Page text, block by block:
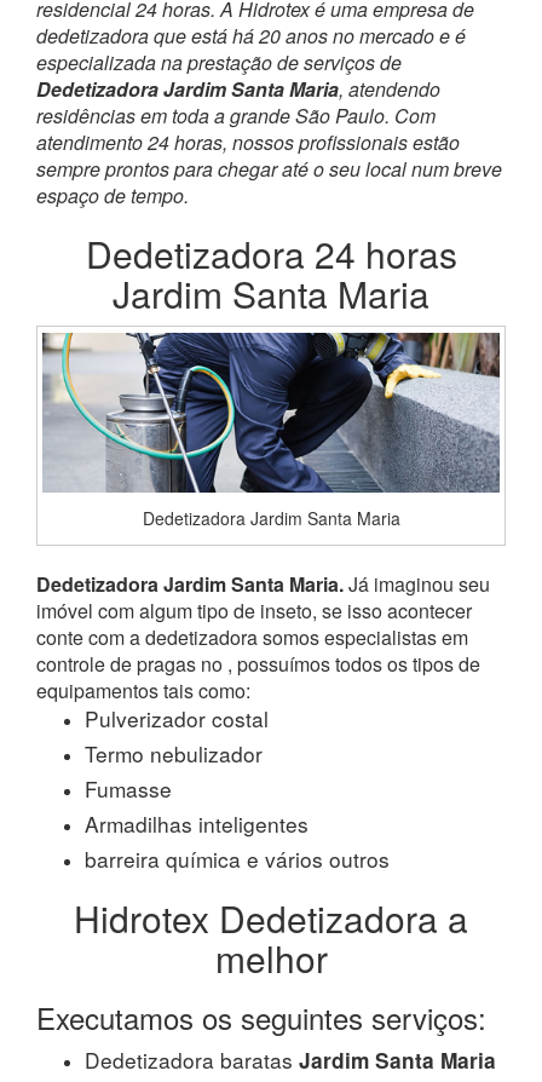
residencial 24 horas. A Hidrotex é uma empresa de
dedetizadora que está há 20 anos no mercado e é
especializada na prestação de serviços de
Dedetizadora Jardim Santa Maria, atendendo
residências em toda a grande São Paulo. Com
atendimento 24 horas, nossos profissionais estão
sempre prontos para chegar até o seu local num breve
espaço de tempo.
Dedetizadora 24 horas
Jardim Santa Maria
Dedetizadora Jardim Santa Maria
Dedetizadora Jardim Santa Maria.Já imaginou seu
imóvel com algum tipo de inseto, se isso acontecer
conte com a dedetizadora somos especialistas em
controle de pragas no , possuímos todos os tipos de
equipamentos tais como:
Pulverizador costal
Termo nebulizador
Fumasse
Armadilhas inteligentes
barreira química e vários outros
Hidrotex Dedetizadora a
melhor
Executamos os seguintes serviços:
Dedetizadora baratas Jardim Santa Maria